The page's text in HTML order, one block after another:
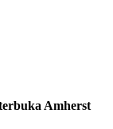
Amherst